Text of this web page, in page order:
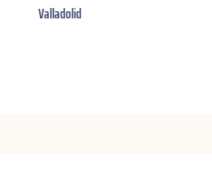
Valladolid